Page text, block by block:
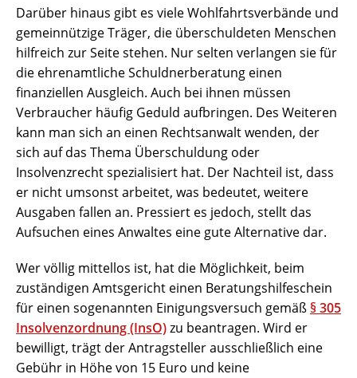
Darüber hinaus gibt es viele Wohlfahrtsverbände und
gemeinnützige Träger, die überschuldeten Menschen
hilfreich zur Seite stehen. Nur selten verlangen sie für
die ehrenamtliche Schuldnerberatung einen
finanziellen Ausgleich. Auch bei ihnen müssen
Verbraucher häufig Geduld aufbringen. Des Weiteren
kann man sich an einen Rechtsanwalt wenden, der
sich auf das Thema Überschuldung oder
Insolvenzrecht spezialisiert hat. Der Nachteil ist, dass
er nicht umsonst arbeitet, was bedeutet, weitere
Ausgaben fallen an. Pressiert es jedoch, stellt das
Aufsuchen eines Anwaltes eine gute Alternative dar.
Wer völlig mittellos ist, hat die Möglichkeit, beim
zuständigen Amtsgericht einen Beratungshilfeschein
für einen sogenannten Einigungsversuch gemäß § 305
Insolvenzordnung (InsO)zu beantragen. Wird er
bewilligt, trägt der Antragsteller ausschließlich eine
Gebühr in Höhe von 15 Euro und keine